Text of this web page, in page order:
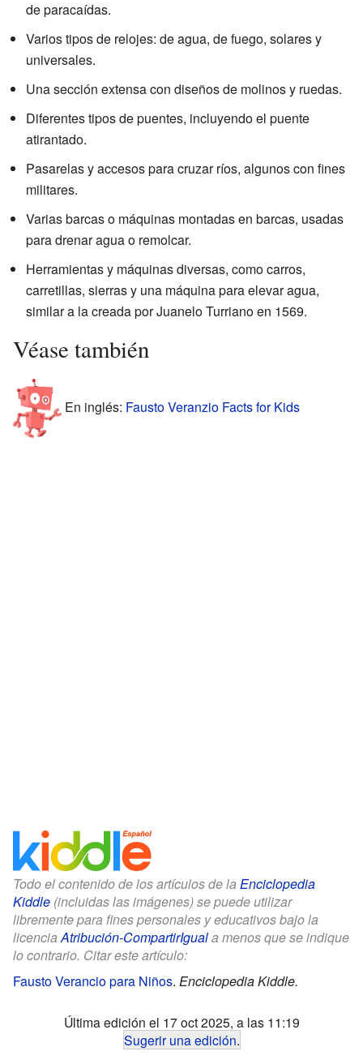
de paracaídas.
Varios tipos de relojes: de agua, de fuego, solares y
universales.
Una sección extensa con diseños de molinos y ruedas.
Diferentes tipos de puentes, incluyendo el puente
atirantado.
Pasarelas y accesos para cruzar ríos, algunos con fines
militares.
Varias barcas o máquinas montadas en barcas, usadas
para drenar agua o remolcar.
Herramientas y máquinas diversas, como carros,
carretillas, sierras y una máquina para elevar agua,
similar a la creada por Juanelo Turriano en 1569.
Véase también
En inglés: Fausto Veranzio Facts for Kids
Todo el contenido de los artículos de la Enciclopedia
Kiddle (incluidas las imágenes) se puede utilizar
libremente para fines personales y educativos bajo la
licenciaAtribución-CompartirIguala menos que se indique
lo contrario. Citar este artículo:
Fausto Verancio para Niños. Enciclopedia Kiddle.
Última edición el 17 oct 2025, a las 11:19
Sugerir una edición.